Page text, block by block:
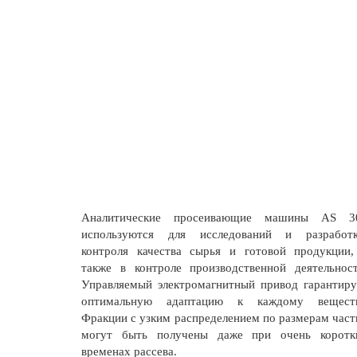
Аналитические просеивающие машины AS
используются для исследований и
контроля качества сырья и готовой
также в контроле производственной
Управляемый электромагнитный привод
оптимальную адаптацию к каждому
Фракции с узким распределением по размерам
могут быть получены даже при очень
временах рассева.